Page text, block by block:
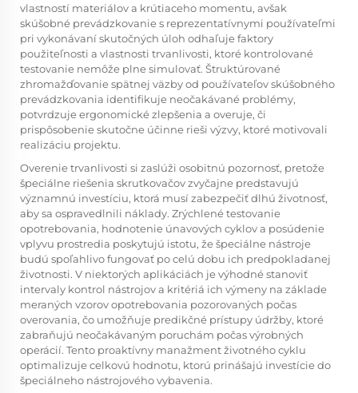
vlastností materiálov a krútiaceho momentu, avšak
skúšobné prevádzkovanie s reprezentatívnymi používateľmi
pri vykonávaní skutočných úloh odhaľuje faktory
použiteľnosti a vlastnosti trvanlivosti, ktoré kontrolované
testovanie nemôže plne simulovať. Štruktúrované
zhromažďovanie spätnej väzby od používateľov skúšobného
prevádzkovania identifikuje neočakávané problémy,
potvrdzuje ergonomické zlepšenia a overuje, či
prispôsobenie skutočne účinne rieši výzvy, ktoré motivovali
realizáciu projektu.
Overenie trvanlivosti si zaslúži osobitnú pozornosť, pretože
špeciálne riešenia skrutkovačov zvyčajne predstavujú
významnú investíciu, ktorá musí zabezpečiť dlhú životnosť,
aby sa ospravedlnili náklady. Zrýchlené testovanie
opotrebovania, hodnotenie únavových cyklov a posúdenie
vplyvu prostredia poskytujú istotu, že špeciálne nástroje
budú spoľahlivo fungovať po celú dobu ich predpokladanej
životnosti. V niektorých aplikáciách je výhodné stanoviť
intervaly kontrol nástrojov a kritériá ich výmeny na základe
meraných vzorov opotrebovania pozorovaných počas
overovania, čo umožňuje predikčné prístupy údržby, ktoré
zabraňujú neočakávaným poruchám počas výrobných
operácií. Tento proaktívny manažment životného cyklu
optimalizuje celkovú hodnotu, ktorú prinášajú investície do
špeciálneho nástrojového vybavenia.